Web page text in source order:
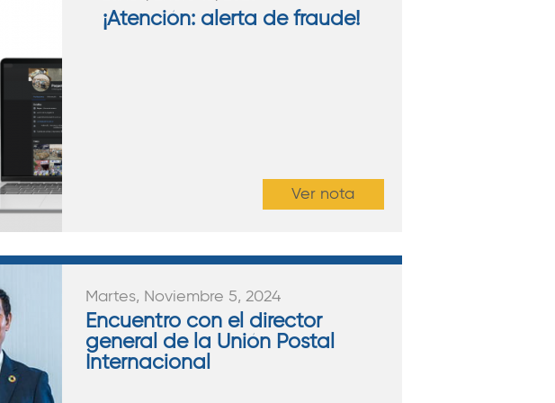
¡Atención: alerta de fraude!
Ver nota
Martes, Noviembre 5, 2024
Encuentro con el director
general de la Unión Postal
Internacional